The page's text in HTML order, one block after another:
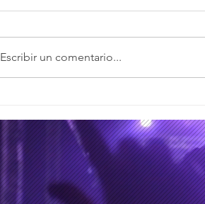
los días de la partida de
Kavinsky y Glen Hansard
Escribir un comentario...